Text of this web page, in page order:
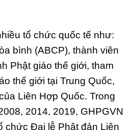
tổ chức quốc tế như:
bình (ABCP), thành viên
Phật giáo thế giới, tham
thế giới tại Trung Quốc,
Liên Hợp Quốc. Trong
2014, 2019, GHPGVN
chức Đại lễ Phật đản Liên